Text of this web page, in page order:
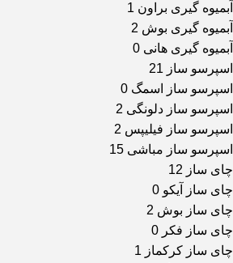
آبمیوه گیری براون 1
آبمیوه گیری بوش 2
آبمیوه گیری هانی 0
اسپرسو ساز 21
اسپرسو ساز اسمگ 0
اسپرسو ساز دلونگی 2
اسپرسو ساز فیلیپس 2
اسپرسو ساز مباشی 15
چای ساز 12
چای ساز آیکو 0
چای ساز بوش 2
چای ساز فکر 0
چای ساز کرکماز 1